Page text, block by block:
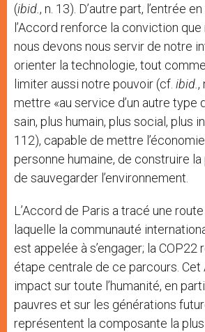
(ibid., n. 13). D’autre part, l’entrée
l’Accord renforce la conviction
nous devons nous servir de notre
orienter la technologie, tout
limiter aussi notre pouvoir (cf. ibid.,
mettre «au service d’un autre type
sain, plus humain, plus social, plus
112), capable de mettre
personne humaine, de construire
de sauvegarder l’environnement.
L’Accord de Paris a tracé une
laquelle la communauté
est appelée à s’engager; la COP22
étape centrale de ce parcours. Cet
impact sur toute l’humanité, en
pauvres et sur les générations
représentent la composante la